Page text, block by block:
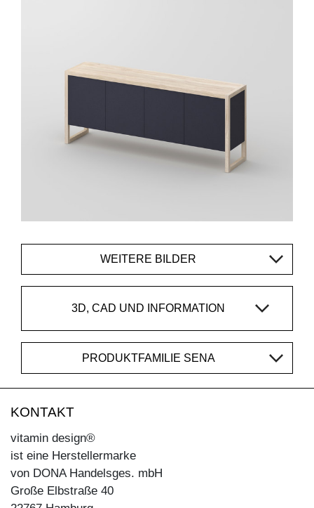
WEITERE BILDER
3D, CAD UND INFORMATION
PRODUKTFAMILIE SENA
KONTAKT
vitamin design®
ist eine Herstellermarke
von DONA Handelsges. mbH
Große Elbstraße 40